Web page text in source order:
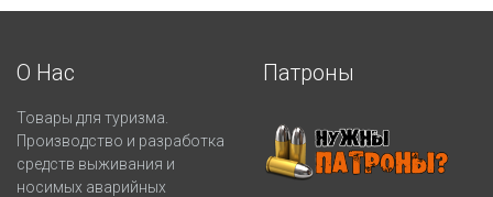
О Нас
Товары для туризма.
Производство и разработка
средств выживания и
носимых аварийных
Патроны